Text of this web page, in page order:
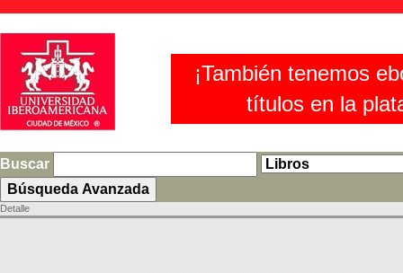
¡También tenemos
títulos en la
Buscar
Detalle